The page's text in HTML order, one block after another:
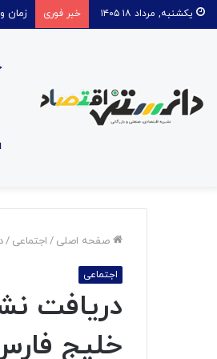
یکشنبه, مرداد ۱۸ ۱۴۰۵ خبر فوری زمان
صفحه اصلی / اجتماعی /
اجتماعی
دریافت
خلیج